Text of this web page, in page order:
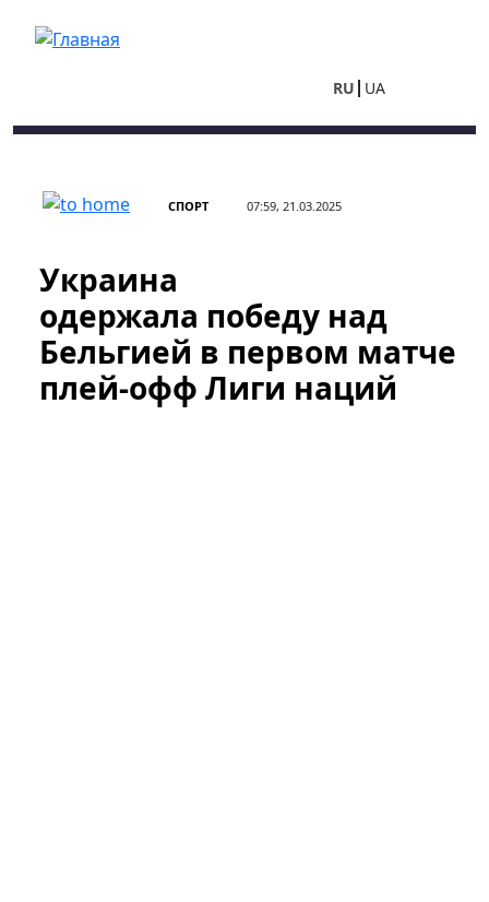
RU UA
СПОРТ 07:59, 21.03.2025
Украина
одержала победу над
Бельгией в первом матче
плей-офф Лиги наций